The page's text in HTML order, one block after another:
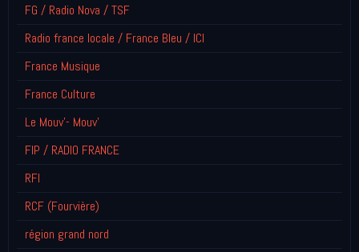
FG / Radio Nova / TSF
Radio france locale / France Bleu / ICI
France Musique
France Culture
Le Mouv'- Mouv'
FIP / RADIO FRANCE
RFI
RCF (Fourvière)
région grand nord